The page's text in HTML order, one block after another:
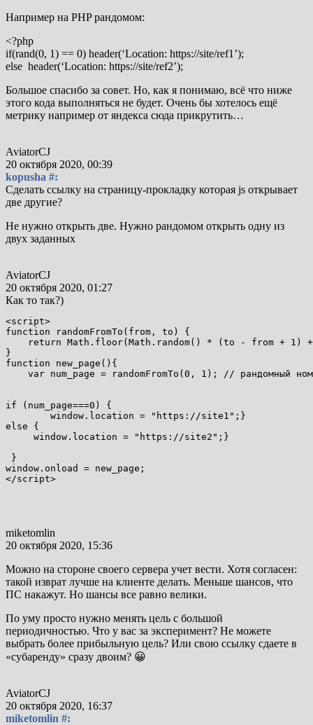
Например на PHP рандомом:
<?php
if(rand(0, 1) == 0) header(‘Location: https://site/ref1’);
else header(‘Location: https://site/ref2’);
Большое спасибо за совет. Но, как я понимаю, всё что ниже
этого кода выполняться не будет. Очень бы хотелось ещё
метрику например от яндекса сюда прикрутить…
AviatorCJ
20 октября 2020, 00:39
kopusha #:
Сделать ссылку на страницу-прокладку которая js открывает
две другие?
Не нужно открыть две. Нужно рандомом открыть одну из
двух заданных
AviatorCJ
20 октября 2020, 01:27
Как то так?)
<script>
function randomFromTo( from , to) {
return Math.floor(Math.random() * (to - from + 1 )
}
function new_page(){
var num_page = randomFromTo( 0 , 1 ); // рандомный
if (num_page===0 ) {
window.location =
"https://site1"
else {
window.location =
"https://site2" ;}
}
window.onload = new_page;
</script>
miketomlin
20 октября 2020, 15:36
Можно на стороне своего сервера учет вести. Хотя согласен:
такой изврат лучше на клиенте делать. Меньше шансов, что
ПС накажут. Но шансы все равно велики.
По уму просто нужно менять цель с большой
периодичностью. Что у вас за эксперимент? Не можете
выбрать более прибыльную цель? Или свою ссылку сдаете в
«субаренду» сразу двоим? 😀
AviatorCJ
20 октября 2020, 16:37
miketomlin #: